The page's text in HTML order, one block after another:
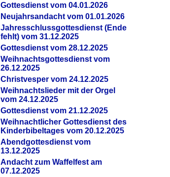
Gottesdienst vom 04.01.2026
Neujahrsandacht vom 01.01.2026
Jahresschlussgottesdienst (Ende
fehlt) vom 31.12.2025
Gottesdienst vom 28.12.2025
Weihnachtsgottesdienst vom
26.12.2025
Christvesper vom 24.12.2025
Weihnachtslieder mit der Orgel
vom 24.12.2025
Gottesdienst vom 21.12.2025
Weihnachtlicher Gottesdienst des
Kinderbibeltages vom 20.12.2025
Abendgottesdienst vom
13.12.2025
Andacht zum Waffelfest am
07.12.2025